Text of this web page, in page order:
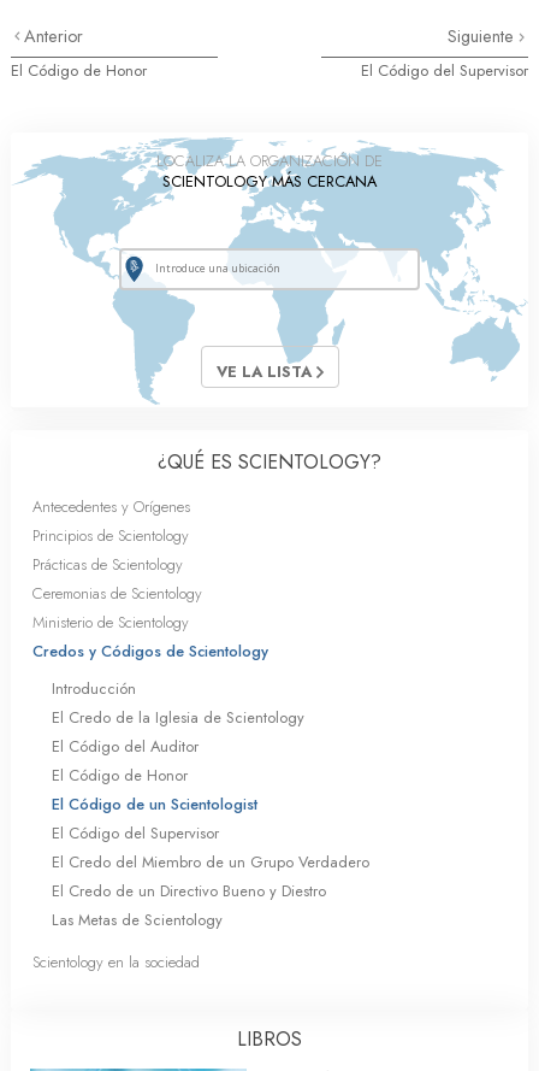
Anterior
El Código de Honor
Siguiente
El Código del Supervisor
LOCALIZA LA ORGANIZACIÓN DE
SCIENTOLOGY MÁS CERCANA
VE LA LISTA
¿QUÉ ES SCIENTOLOGY?
Antecedentes y Orígenes
Principios de Scientology
Prácticas de Scientology
Ceremonias de Scientology
Ministerio de Scientology
Credos y Códigos de Scientology
Introducción
El Credo de la Iglesia de Scientology
El Código del Auditor
El Código de Honor
El Código de un Scientologist
El Código del Supervisor
El Credo del Miembro de un Grupo Verdadero
El Credo de un Directivo Bueno y Diestro
Las Metas de Scientology
Scientology en la sociedad
LIBROS